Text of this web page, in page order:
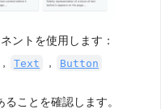
ントを使用します：
Text Button
ことを確認します。